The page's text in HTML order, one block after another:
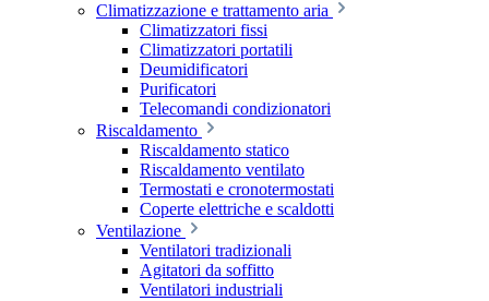
Climatizzazione e trattamento aria
Climatizzatori fissi
Climatizzatori portatili
Deumidificatori
Purificatori
Telecomandi condizionatori
Riscaldamento
Riscaldamento statico
Riscaldamento ventilato
Termostati e cronotermostati
Coperte elettriche e scaldotti
Ventilazione
Ventilatori tradizionali
Agitatori da soffitto
Ventilatori industriali